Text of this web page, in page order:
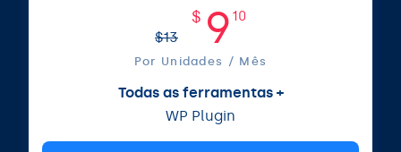
$13
$ 9 10
Por Unidades / Mês
Todas as ferramentas +
WP Plugin